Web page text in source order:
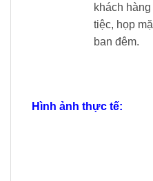
khách
tiệc, họp
ban đêm.
Hình ảnh thực tế: